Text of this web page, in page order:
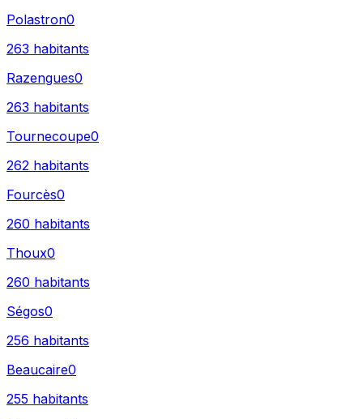
Polastron0
263 habitants
Razengues0
263 habitants
Tournecoupe0
262 habitants
Fourcès0
260 habitants
Thoux0
260 habitants
Ségos0
256 habitants
Beaucaire0
255 habitants